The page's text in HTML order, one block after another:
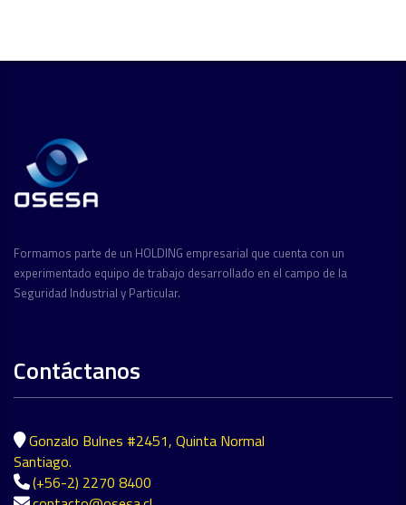
Formamos parte de un HOLDING empresarial que cuenta con un
experimentado equipo de trabajo desarrollado en el campo de la
Seguridad Industrial y Particular.
Contáctanos
Gonzalo Bulnes #2451, Quinta Normal
Santiago.
(+56-2) 2270 8400